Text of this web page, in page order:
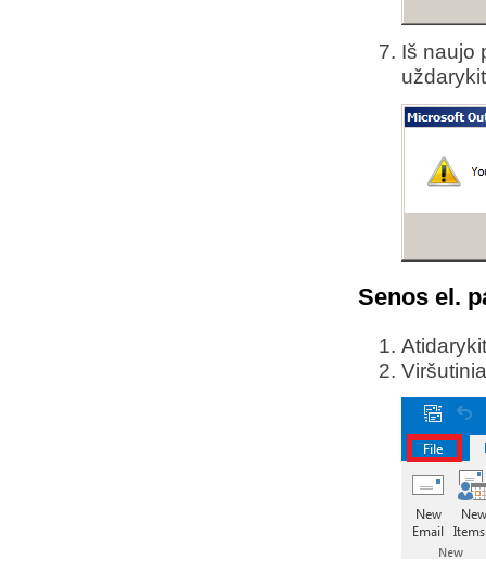
Iš naujo
Senos el.